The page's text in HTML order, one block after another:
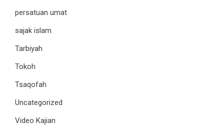
persatuan umat
sajak islam
Tarbiyah
Tokoh
Tsaqofah
Uncategorized
Video Kajian